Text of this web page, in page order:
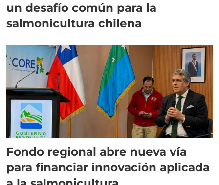
un desafío común para la
salmonicultura chilena
Fondo regional abre nueva vía
para financiar innovación aplicada